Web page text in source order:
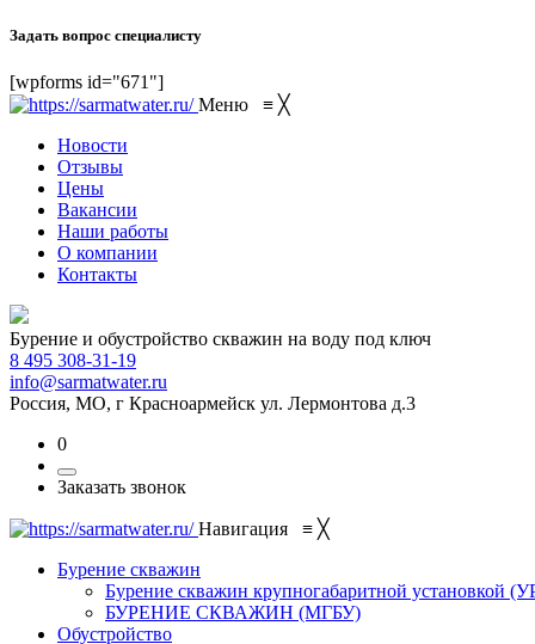
Задать вопрос специалисту
[wpforms id="671"]
Меню ≡ ╳
Новости
Отзывы
Цены
Вакансии
Наши работы
О компании
Контакты
Бурение и обустройство скважин на воду под ключ
8 495 308-31-19
info@sarmatwater.ru
Россия, МО, г Красноармейск ул. Лермонтова д.3
0
Заказать звонок
Навигация ≡ ╳
Бурение скважин
Бурение скважин крупногабаритной установкой
БУРЕНИЕ СКВАЖИН (МГБУ)
Обустройство